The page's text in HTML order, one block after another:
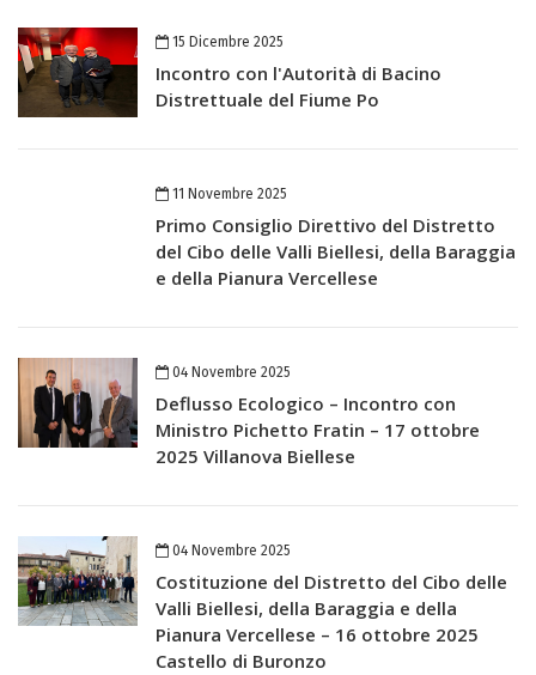
15 Dicembre 2025
Incontro con l'Autorità di Bacino
Distrettuale del Fiume Po
11 Novembre 2025
Primo Consiglio Direttivo del Distretto
del Cibo delle Valli Biellesi, della Baraggia
e della Pianura Vercellese
04 Novembre 2025
Deflusso Ecologico – Incontro con
Ministro Pichetto Fratin – 17 ottobre
2025 Villanova Biellese
04 Novembre 2025
Costituzione del Distretto del Cibo delle
Valli Biellesi, della Baraggia e della
Pianura Vercellese – 16 ottobre 2025
Castello di Buronzo